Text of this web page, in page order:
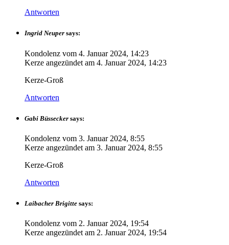
Antworten
Ingrid Neuper says:
Kondolenz vom 4. Januar 2024, 14:23
Kerze angezündet am 4. Januar 2024, 14:23
Kerze-Groß
Antworten
Gabi Büssecker says:
Kondolenz vom 3. Januar 2024, 8:55
Kerze angezündet am 3. Januar 2024, 8:55
Kerze-Groß
Antworten
Laibacher Brigitte says:
Kondolenz vom 2. Januar 2024, 19:54
Kerze angezündet am 2. Januar 2024, 19:54